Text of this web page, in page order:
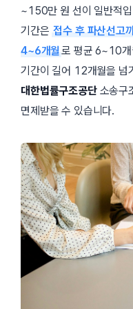
~150만 원 선이 일반적
기간은 접수 후 파산선고
4~6개월로 평균6~10개
기간이 길어 12개월을 넘
대한법률구조공단소송구
면제받을 수 있습니다.